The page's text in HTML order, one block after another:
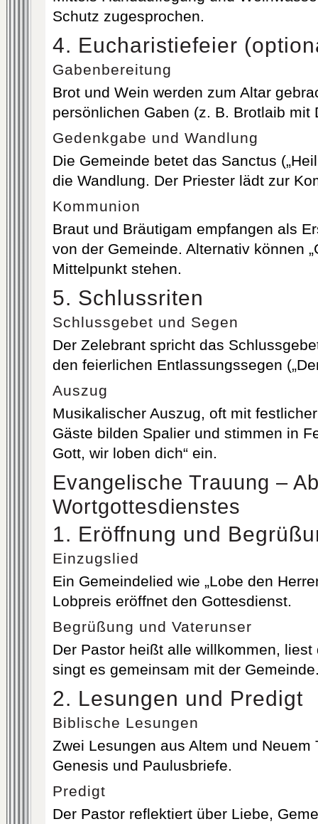
Schutz zugesprochen.
4. Eucharistiefeier
Gabenbereitung
Brot und Wein werden zum Altar
persönlichen Gaben (z. B. Brotlaib mit
Gedenkgabe und Wandlung
Die Gemeinde betet das Sanctus
die Wandlung. Der Priester lädt zur
Kommunion
Braut und Bräutigam empfangen als
von der Gemeinde. Alternativ können
Mittelpunkt stehen.
5. Schlussriten
Schlussgebet und Segen
Der Zelebrant spricht das
den feierlichen Entlassungssegen
Auszug
Musikalischer Auszug, oft mit
Gäste bilden Spalier und stimmen in
Gott, wir loben dich“ ein.
Evangelische Trauung –
Wortgottesdienstes
1. Eröffnung und
Einzugslied
Ein Gemeindelied wie „Lobe den
Lobpreis eröffnet den Gottesdienst.
Begrüßung und Vaterunser
Der Pastor heißt alle willkommen, liest
singt es gemeinsam mit der
2. Lesungen und Predigt
Biblische Lesungen
Zwei Lesungen aus Altem und Neuem
Genesis und Paulusbriefe.
Predigt
Der Pastor reflektiert über Liebe,